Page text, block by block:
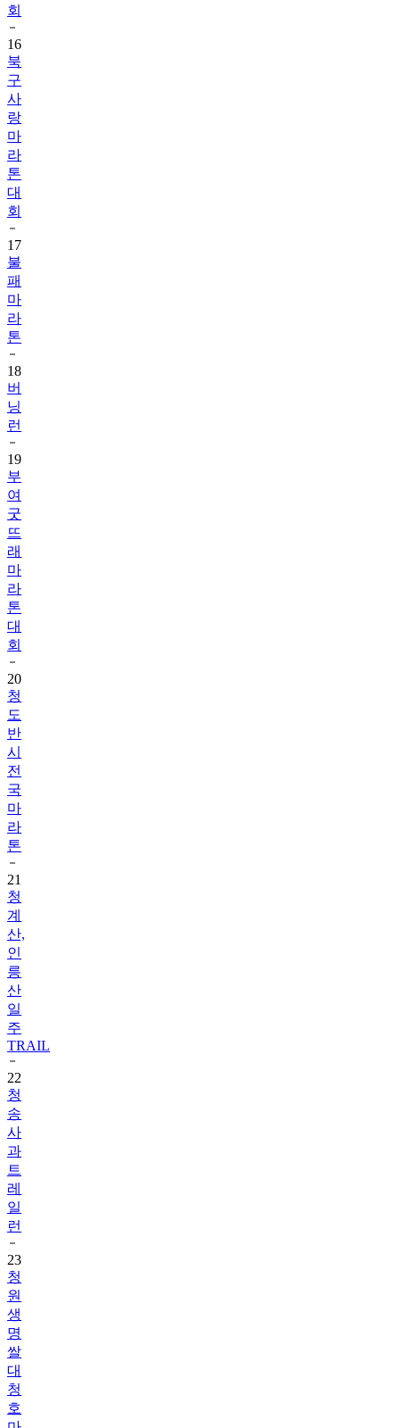
회
16
북
구
사
랑
마
라
톤
대
회
17
불
패
마
라
톤
18
버
닝
런
19
부
여
굿
뜨
래
마
라
톤
대
회
20
청
도
반
시
전
국
마
라
톤
21
청
계
산,
인
릉
산
일
주
TRAIL
22
청
송
사
과
트
레
일
런
23
청
원
생
명
쌀
대
청
호